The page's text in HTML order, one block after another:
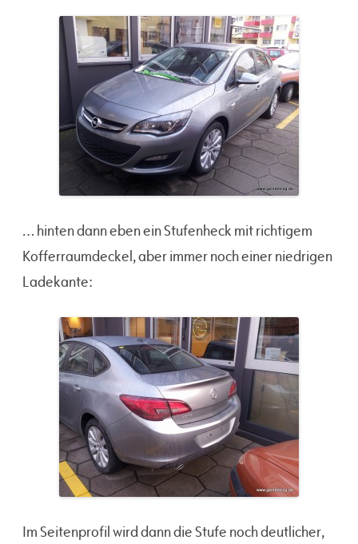
… hinten dann eben ein Stufenheck mit richtigem
Kofferraumdeckel, aber immer noch einer niedrigen
Ladekante:
Im Seitenprofil wird dann die Stufe noch deutlicher,